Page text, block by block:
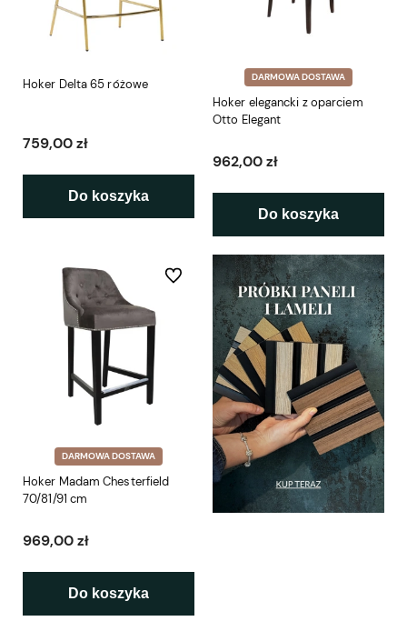
Hoker Delta 65 różowe
759,00 zł
Do koszyka
DARMOWA DOSTAWA
Hoker elegancki z oparciem
Otto Elegant
962,00 zł
Do koszyka
DARMOWA DOSTAWA
Hoker Madam Chesterfield
70/81/91 cm
969,00 zł
Do koszyka
Do ulubionych